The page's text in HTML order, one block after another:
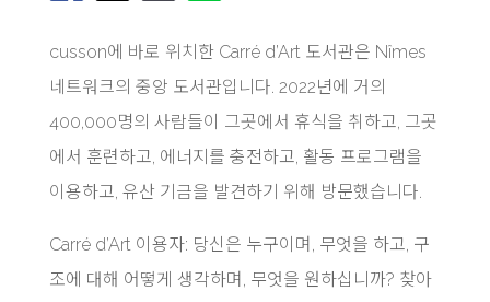
cusson에 바로 위치한 Carré d’Art 도서관은 Nîmes
네트워크의 중앙 도서관입니다. 2022년에 거의
400,000명의 사람들이 그곳에서 휴식을 취하고, 그곳
에서 훈련하고, 에너지를 충전하고, 활동 프로그램을
이용하고, 유산 기금을 발견하기 위해 방문했습니다.
Carré d’Art 이용자: 당신은 누구이며, 무엇을 하고, 구
조에 대해 어떻게 생각하며, 무엇을 원하십니까? 찾아